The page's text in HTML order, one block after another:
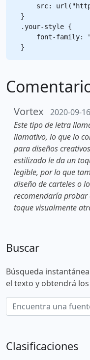
src:
}
.your-style {
font-family:
Vortex
2020-09-16
Este tipo de letra
llamativo, lo que lo
para diseños
estilizado le da un
legible, por lo que
diseño de carteles o
recomendaría
toque visualmente
Buscar
Búsqueda
el texto y obtendrá
Clasificaciones